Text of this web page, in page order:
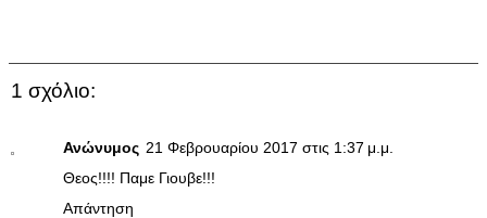
1 σχόλιο:
Ανώνυμος 21 Φεβρουαρίου 2017 στις 1:37 μ.μ.
Θεος!!!! Παμε Γιουβε!!!
Απάντηση